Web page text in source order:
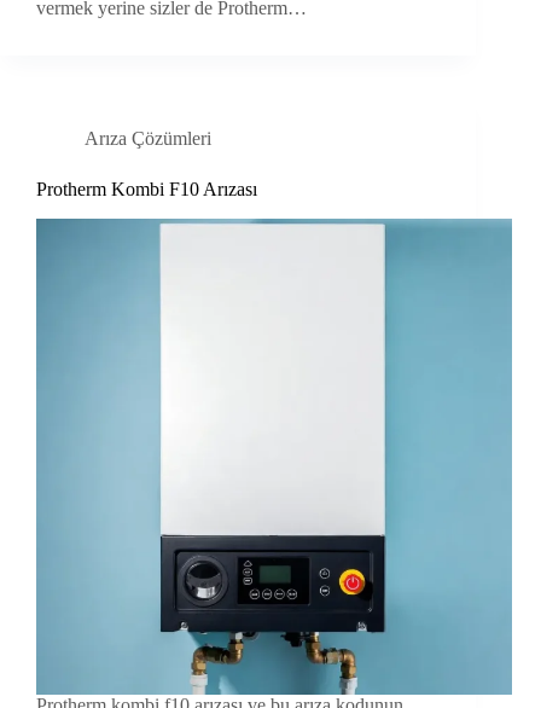
vermek yerine sizler de Protherm…
Arıza Çözümleri
Protherm Kombi F10 Arızası